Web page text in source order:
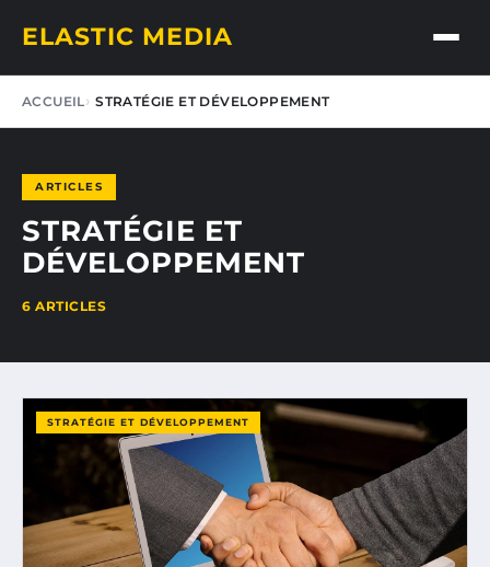
ELASTIC MEDIA
ACCUEIL STRATÉGIE ET DÉVELOPPEMENT
ARTICLES
STRATÉGIE ET
DÉVELOPPEMENT
6 ARTICLES
STRATÉGIE ET DÉVELOPPEMENT